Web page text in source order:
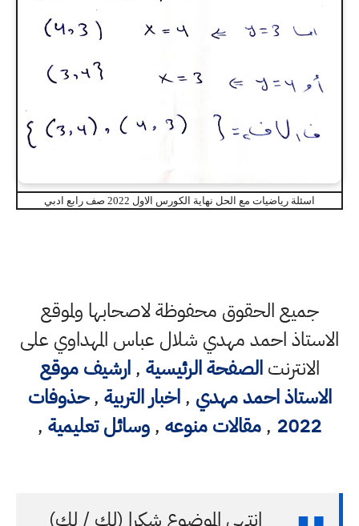
اسئلة رياضيات مع الحل نهاية الكورس الاول 2022 صف رابع ادبي
جميع الحقوق محفوظة لاصحابها ولموقع
الاستاذ احمد مهدي شلال عباس المهداوي على
الانترنتالصفحة الرئيسية ,ارشيف موقع
الاستاذ احمد مهدي ,اخبار التربية ,حذوفات
2022
,مقالات منوعه ,وسائل تعليمية ,
انتهى الموضوع شكرا (لك / لكِ)